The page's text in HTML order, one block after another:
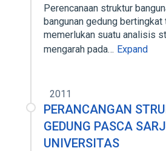
Perencanaan struktur
bangunan gedung bertingkat
memerlukan suatu analisis
mengarah pada… Expand
2011
PERANCANGAN
GEDUNG PASCA
UNIVERSITAS